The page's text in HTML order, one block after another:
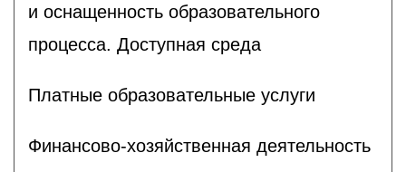
и оснащенность образовательного
процесса. Доступная среда
Платные образовательные услуги
Финансово-хозяйственная деятельность